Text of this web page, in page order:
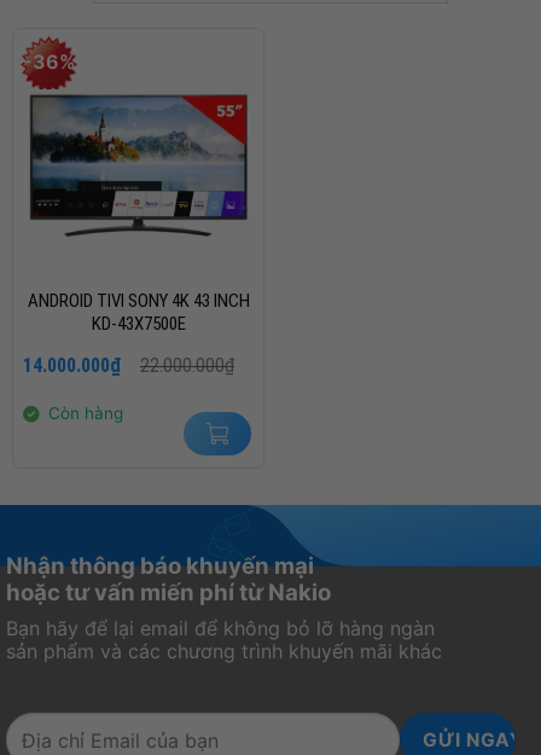
-36%
ANDROID TIVI SONY 4K 43 INCH
KD-43X7500E
22.000.000₫
gốc
22.000.000₫.
14.000.000₫
hiện
là: Còn hàng
Nhận thông báo khuyến mại
hoặc tư vấn miến phí từ Nakio
Bạn hãy để lại email để không bỏ lỡ hàng ngàn
sản phẩm và các chương trình khuyến mãi khác